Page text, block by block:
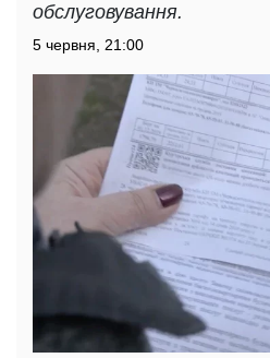
обслуговування.
5 червня, 21:00